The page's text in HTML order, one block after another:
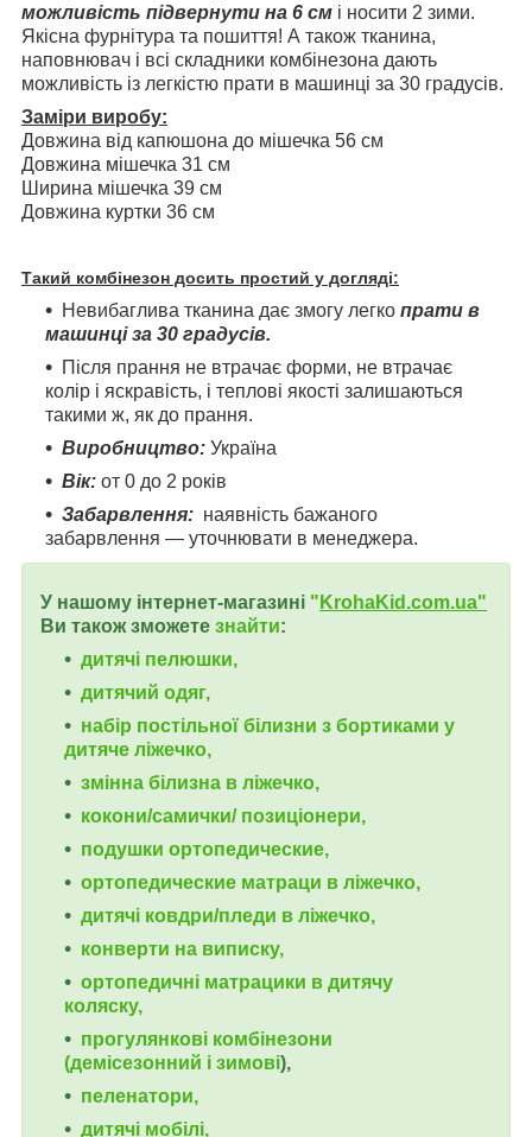
можливість підвернути на 6 см і носити 2 зими.
Якісна фурнітура та пошиття! А також тканина,
наповнювач і всі складники комбінезона дають
можливість із легкістю прати в машинці за 30 градусів.
Заміри виробу:
Довжина від капюшона до мішечка 56 см
Довжина мішечка 31 см
Ширина мішечка 39 см
Довжина куртки 36 см
Такий комбінезон досить простий у догляді:
Невибаглива тканина дає змогу легко прати в
машинці за 30 градусів.
Після прання не втрачає форми, не втрачає
колір і яскравість, і теплові якості залишаються
такими ж, як до прання.
Виробництво: Україна
Вік: от 0 до 2 років
Забарвлення: наявність бажаного
забарвлення — уточнювати в менеджера.
У нашому інтернет-магазині " KrohaKid.com.ua"
Ви також зможете знайти:
дитячі пелюшки,
дитячий одяг,
набір постільної білизни з бортиками у
дитяче ліжечко,
змінна білизна в ліжечко,
кокони/самички/ позиціонери,
подушки ортопедические,
ортопедические матраци в ліжечко,
дитячі ковдри/пледи в ліжечко,
конверти на виписку,
ортопедичні матрацики в дитячу
коляску,
прогулянкові комбінезони
(демісезонний і зимові),
пеленатори,
дитячі мобілі,